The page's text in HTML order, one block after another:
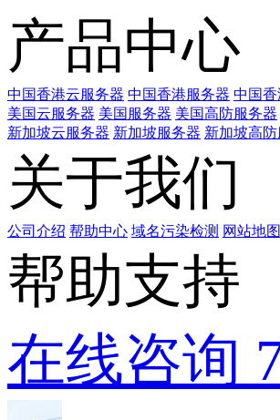
产品中心
中国香港云服务器 中国香港服务器 中国
美国云服务器 美国服务器 美国高防服务器
新加坡云服务器 新加坡服务器 新加坡高
关于我们
公司介绍 帮助中心 域名污染检测 网站地图
帮助支持
在线咨询